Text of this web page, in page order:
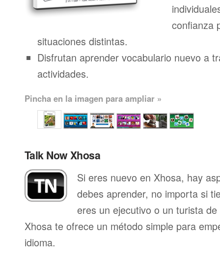
confianza
situaciones distintas.
Disfrutan aprender vocabulario nuevo a
actividades.
Pincha en la imagen para ampliar »
Talk Now Xhosa
Si eres nuevo en Xhosa, hay
debes aprender, no importa si
eres un ejecutivo o un turista
Xhosa te ofrece un método simple para
idioma.